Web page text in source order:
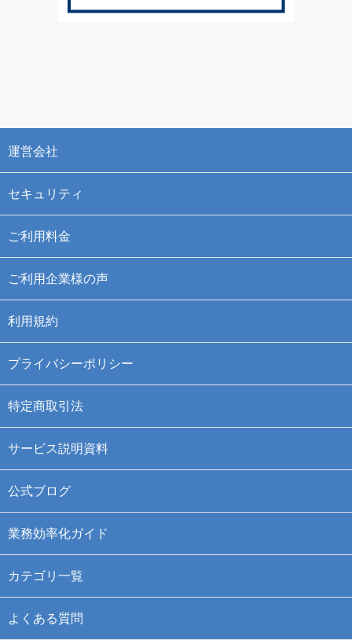
運営会社
セキュリティ
ご利用料金
ご利用企業様の声
利用規約
プライバシーポリシー
特定商取引法
サービス説明資料
公式ブログ
業務効率化ガイド
カテゴリ一覧
よくある質問